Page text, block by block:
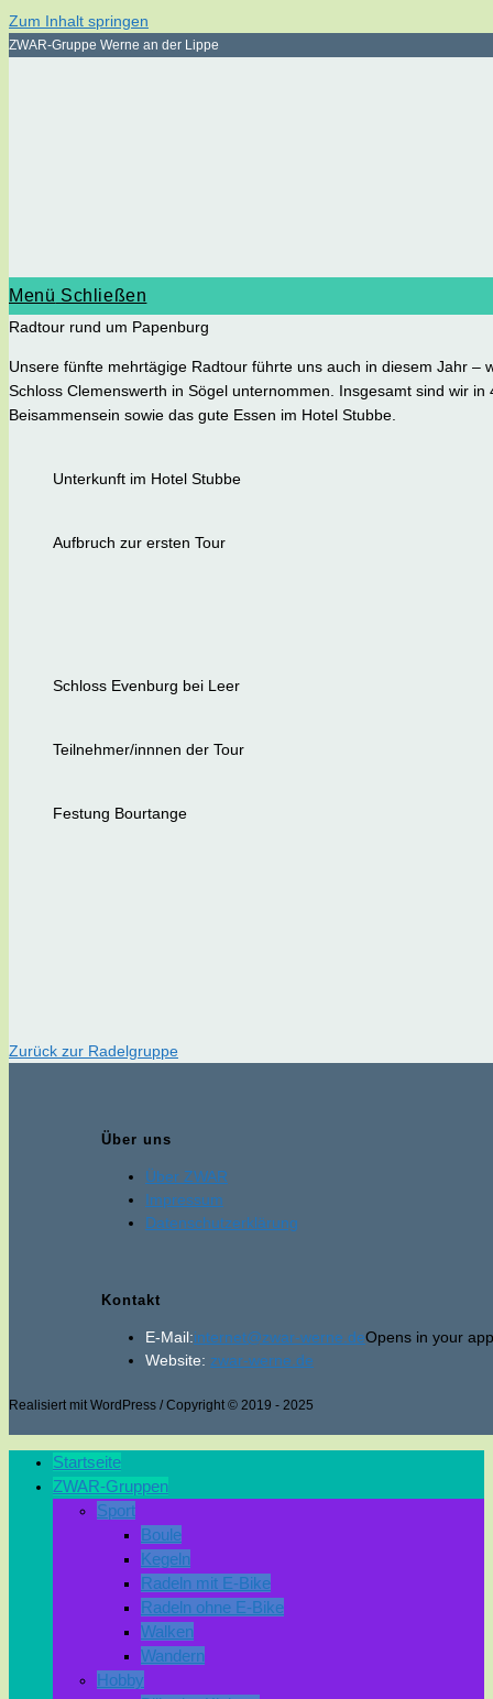
Zum Inhalt springen
ZWAR-Gruppe Werne an der Lippe
Menü Schließen
Radtour rund um Papenburg
Unsere fünfte mehrtägige Radtour führte uns auch in diesem Jahr
Schloss Clemenswerth in Sögel unternommen. Insgesamt sind wir
Beisammensein sowie das gute Essen im Hotel Stubbe.
Unterkunft im Hotel Stubbe
Aufbruch zur ersten Tour
Schloss Evenburg bei Leer
Teilnehmer/innnen der Tour
Festung Bourtange
Zurück zur Radelgruppe
Über uns
Über ZWAR
Impressum
Datenschutzerklärung
Kontakt
E-Mail:internet@zwar-werne.deOpens in your
Website: zwar-werne.de
Realisiert mit WordPress / Copyright © 2019 - 2025
Startseite
ZWAR-Gruppen
Sport
Boule
Kegeln
Radeln mit E-Bike
Radeln ohne E-Bike
Walken
Wandern
Hobby